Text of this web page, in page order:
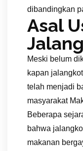
dibandingkan
Asal
Meski belum
kapan
telah menjadi
masyarakat
Beberapa
bahwa
makanan